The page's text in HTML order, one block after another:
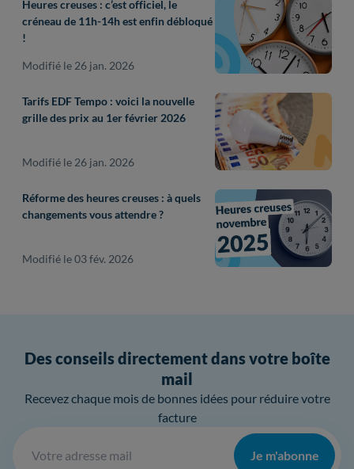
Heures creuses : c’est officiel, le
créneau de 11h-14h est enfin débloqué
!
Modifié le 26 jan. 2026
Tarifs EDF Tempo : voici la nouvelle
grille des prix au 1er février 2026
Modifié le 26 jan. 2026
Réforme des heures creuses : à quels
changements vous attendre ?
Modifié le 03 fév. 2026
Des conseils directement dans votre boîte
mail
Recevez chaque mois de bonnes idées pour réduire votre
facture
Je m'abonne